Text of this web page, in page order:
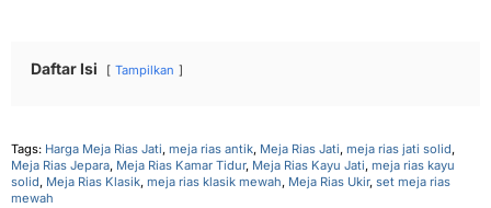
Daftar Isi Tampilkan
Tags: Harga Meja Rias Jati, meja rias antik, Meja Rias Jati, meja rias jati solid,
Meja Rias Jepara, Meja Rias Kamar Tidur, Meja Rias Kayu Jati, meja rias kayu
solid, Meja Rias Klasik, meja rias klasik mewah, Meja Rias Ukir, set meja rias
mewah